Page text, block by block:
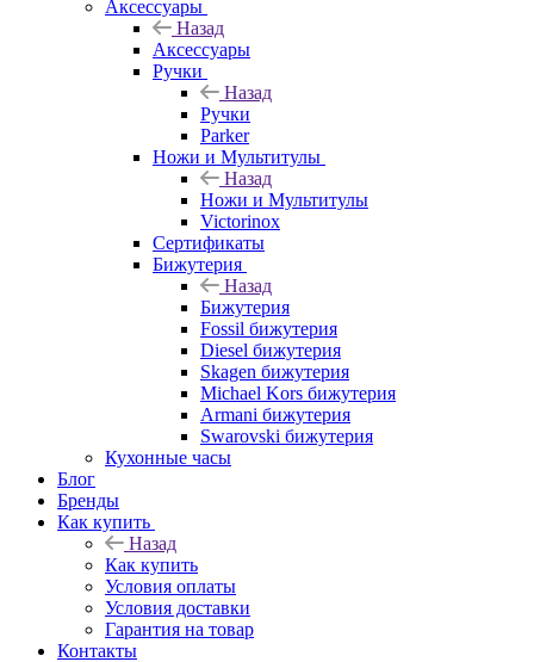
Аксессуары
Назад
Аксессуары
Ручки
Назад
Ручки
Parker
Ножи и Мультитулы
Назад
Ножи и Мультитулы
Victorinox
Сертификаты
Бижутерия
Назад
Бижутерия
Fossil бижутерия
Diesel бижутерия
Skagen бижутерия
Michael Kors бижутерия
Armani бижутерия
Swarovski бижутерия
Кухонные часы
Блог
Бренды
Как купить
Назад
Как купить
Условия оплаты
Условия доставки
Гарантия на товар
Контакты